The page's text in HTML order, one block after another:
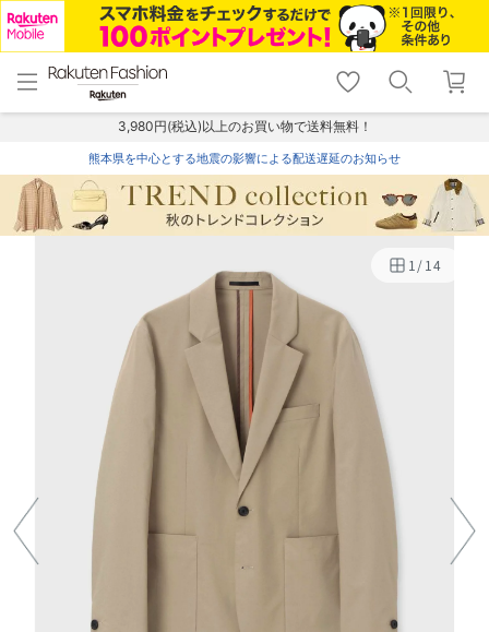
menu home
トップ
shopping_cart lock_outline
ログイン
3,980円(税込)以上のお買い物で送料無料！
熊本県を中心とする地震の影響による配送遅延のお知らせ
1/14